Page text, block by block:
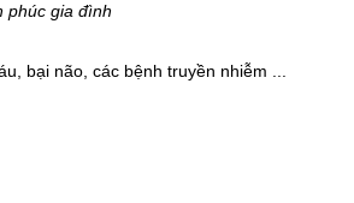
phúc gia đình
bại não, các bệnh truyền nhiễm ...